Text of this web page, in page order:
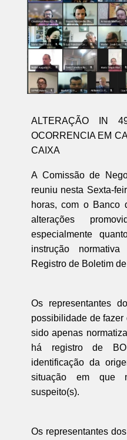
ALTERAÇÃO IN
OCORRENCIA EM
CAIXA
A Comissão de
reuniu nesta Sexta-
horas, com o Banco
alterações
especialmente
instrução
Registro de Boletim
Os representantes
possibilidade de
sido apenas
há registro de
identificação da
situação em que
suspeito(s).
Os representantes